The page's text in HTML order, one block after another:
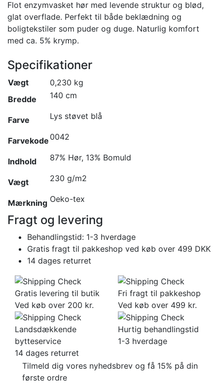
Flot enzymvasket hør med levende struktur og blød,
glat overflade. Perfekt til både beklædning og
boligtekstiler som puder og duge. Naturlig komfort
med ca. 5% krymp.
Specifikationer
Vægt
0,230 kg
Bredde
140 cm
Farve Lys støvet blå
Farvekode 0042
Indhold 87% Hør, 13% Bomuld
Vægt 230 g/m2
Mærkning Oeko-tex
Fragt og levering
Behandlingstid: 1-3 hverdage
Gratis fragt til pakkeshop ved køb over 499 DKK
14 dages returret
Gratis levering til butik
Ved køb over 200 kr.
Fri fragt til pakkeshop
Ved køb over 499 kr.
Landsdækkende
bytteservice
14 dages returret
Hurtig behandlingstid
1-3 hverdage
Tilmeld dig vores nyhedsbrev og få 15% på din
første ordre